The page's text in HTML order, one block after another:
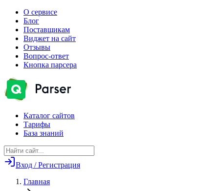
О сервисе
Блог
Поставщикам
Виджет на сайт
Отзывы
Вопрос-ответ
Кнопка парсера
Каталог сайтов
Тарифы
База знаний
Вход / Регистрация
Главная